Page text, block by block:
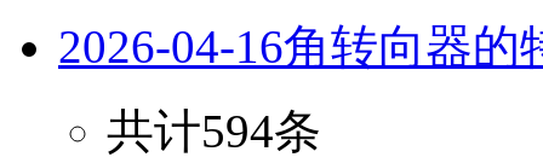
2026-04-16角转向器的
共计594条